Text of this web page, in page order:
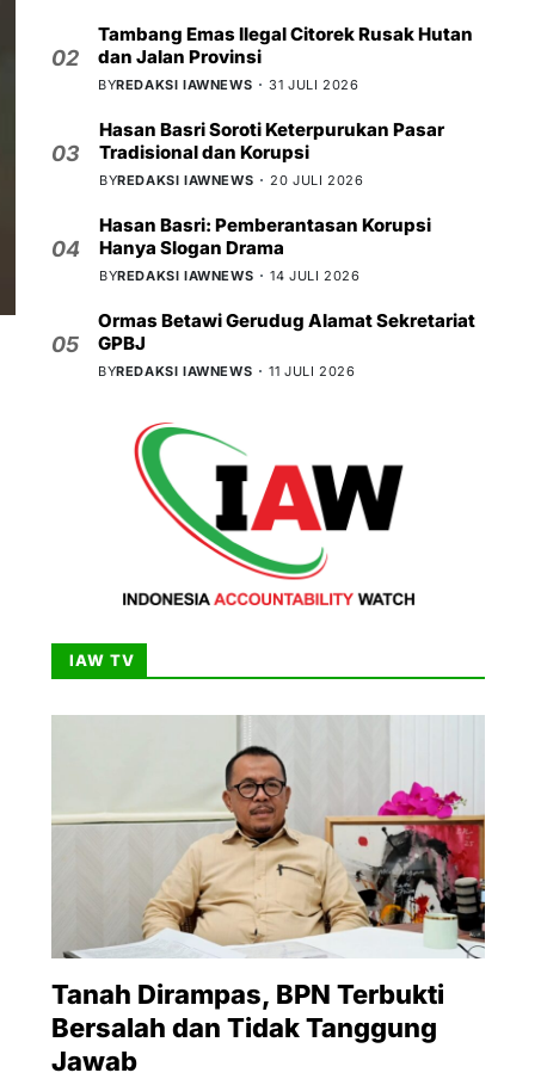
02
Tambang Emas Ilegal Citorek Rusak Hutan
dan Jalan Provinsi
BYREDAKSI IAWNEWS 31 JULI 2026
03
Hasan Basri Soroti Keterpurukan Pasar
Tradisional dan Korupsi
BYREDAKSI IAWNEWS 20 JULI 2026
04
Hasan Basri: Pemberantasan Korupsi
Hanya Slogan Drama
BYREDAKSI IAWNEWS 14 JULI 2026
05
Ormas Betawi Gerudug Alamat Sekretariat
GPBJ
BYREDAKSI IAWNEWS 11 JULI 2026
IAW TV
Tanah Dirampas, BPN Terbukti
Bersalah dan Tidak Tanggung
Jawab